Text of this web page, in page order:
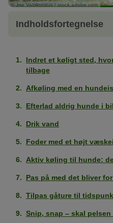
© Jne Valokuvaus / stock.adobe.com
Indholdsfortegnelse
Indret et køligt sted,
tilbage
Afkøling med en hundeis
Efterlad aldrig hunde i
Drik vand
Foder med et højt
Aktiv køling til hunde:
Pas på med det bliver
Tilpas gåture til
Snip, snap – skal